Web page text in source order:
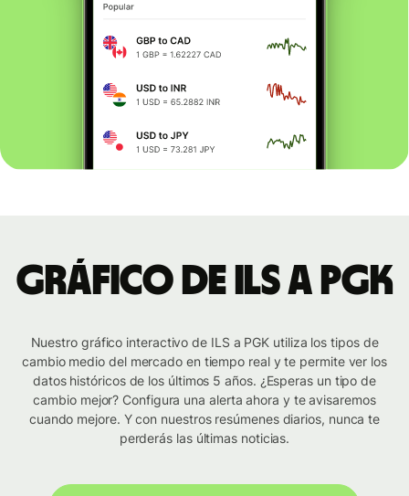
Gráfico de ILS a PGK
Nuestro gráfico interactivo de ILS a PGK utiliza los tipos de
cambio medio del mercado en tiempo real y te permite ver los
datos históricos de los últimos 5 años. ¿Esperas un tipo de
cambio mejor? Configura una alerta ahora y te avisaremos
cuando mejore. Y con nuestros resúmenes diarios, nunca te
perderás las últimas noticias.